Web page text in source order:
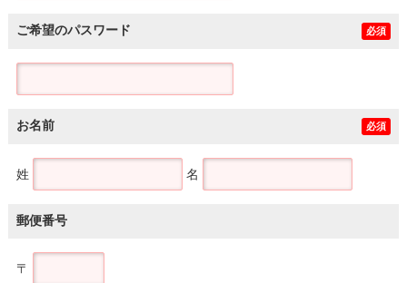
ご希望のパスワード 必須
お名前 必須
姓 名
郵便番号
〒